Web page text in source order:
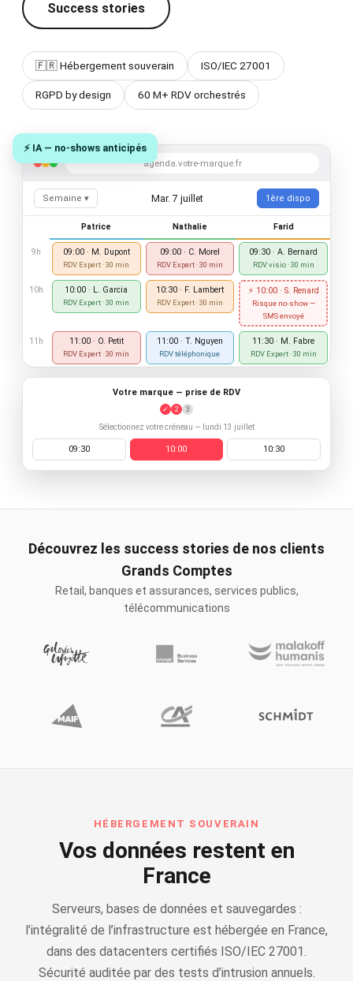
Success stories
🇫🇷 Hébergement souverain ISO/IEC 27001
RGPD by design 60 M+ RDV orchestrés
agenda.votre-marque.fr
Semaine ▾ Mar. 7 juillet 1ère dispo
Patrice Nathalie Farid
9h 09:00 · M. Dupont
RDV Expert · 30 min
09:00 · C. Morel
RDV Expert · 30 min
09:30 · A. Bernard
RDV visio · 30 min
10h 10:00 · L. Garcia
RDV Expert · 30 min
10:30 · F. Lambert
RDV Expert · 30 min
⚡ 10:00 · S. Renard
Risque no-show —
SMS envoyé
11h 11:00 · O. Petit
RDV Expert · 30 min
11:00 · T. Nguyen
RDV téléphonique
11:30 · M. Fabre
RDV Expert · 30 min
Votre marque — prise de RDV
✓ 2 3
Sélectionnez votre créneau — lundi 13 juillet
09:30 10:00 10:30
⚡ IA — no-shows anticipés
Découvrez les success stories de nos clients
Grands Comptes
Retail, banques et assurances, services publics,
télécommunications
HÉBERGEMENT SOUVERAIN
Vos données restent en
France
Serveurs, bases de données et sauvegardes :
l’intégralité de l’infrastructure est hébergée en France,
dans des datacenters certifiés ISO/IEC 27001.
Sécurité auditée par des tests d’intrusion annuels.